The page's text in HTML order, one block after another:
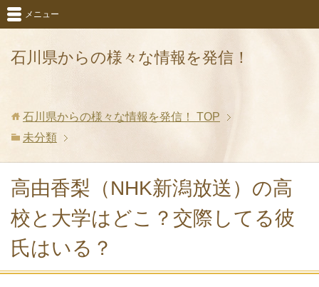
石川県からの様々な情報を発信！
メニュー
石川県からの様々な情報を発信！
TOP
未分類
高由香梨（NHK新潟放送）の高
校と大学はどこ？交際してる彼
氏はいる？